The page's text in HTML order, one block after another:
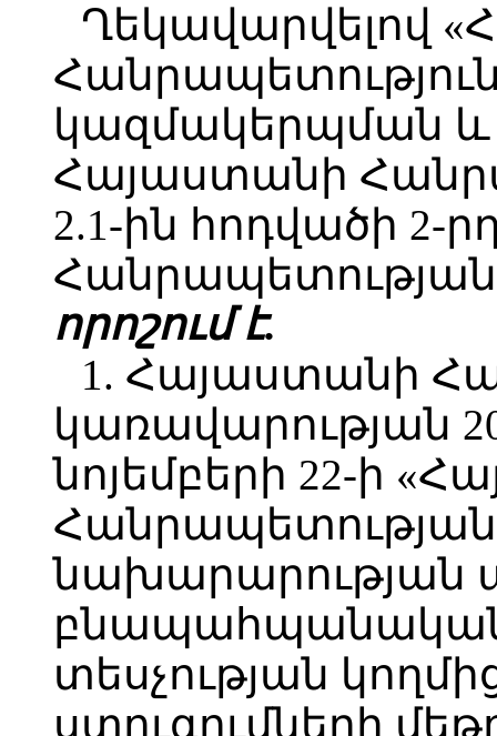
Ղեկավարվելով
կազմակերպման
Հայաստանի
2.1-ին հոդվածի
Հանրապետության
որոշում է.
1. Հայաստանի
կառավարության
նոյեմբերի 22-ի
տեսչության
ստուգումների